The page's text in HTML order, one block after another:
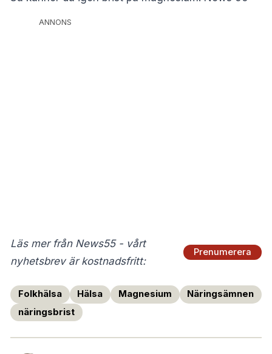
ANNONS
Läs mer från News55 - vårt
nyhetsbrev är kostnadsfritt:
Prenumerera
Folkhälsa Hälsa Magnesium
Näringsämnen
näringsbrist